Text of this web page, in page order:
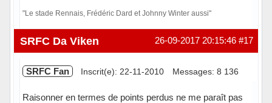
"Le stade Rennais, Frédéric Dard et Johnny Winter aussi"
Hors ligne #17
26-09-2017 20:15:46
SRFC Da Viken
SRFC Fan Inscrit(e): 22-11-2010 Messages: 8 136
Raisonner en termes de points perdus ne me paraît pas